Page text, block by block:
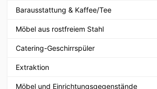
Barausstattung & Kaffee/Tee
Möbel aus rostfreiem Stahl
Catering-Geschirrspüler
Extraktion
Möbel und Einrichtungsgegenstände